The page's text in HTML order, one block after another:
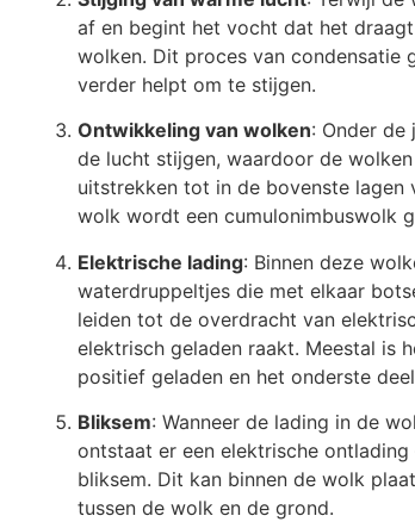
af en begint het vocht dat het
wolken. Dit proces van condensatie
verder helpt om te stijgen.
Ontwikkeling van wolken: Onder de
de lucht stijgen, waardoor de
uitstrekken tot in de bovenste lagen
wolk wordt een cumulonimbuswolk
Elektrische lading: Binnen deze
waterdruppeltjes die met elkaar
leiden tot de overdracht van
elektrisch geladen raakt. Meestal is
positief geladen en het onderste
Bliksem: Wanneer de lading in de
ontstaat er een elektrische
bliksem. Dit kan binnen de wolk
tussen de wolk en de grond.